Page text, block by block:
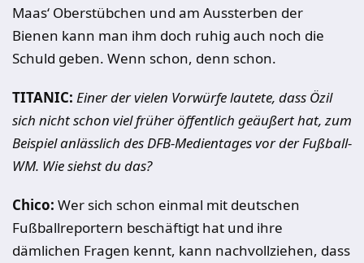
Maas‘ Oberstübchen und am Aussterben der
Bienen kann man ihm doch ruhig auch noch die
Schuld geben. Wenn schon, denn schon.
TITANIC: Einer der vielen Vorwürfe lautete, dass Özil
sich nicht schon viel früher öffentlich geäußert hat, zum
Beispiel anlässlich des DFB-Medientages vor der Fußball-
WM. Wie siehst du das?
Chico: Wer sich schon einmal mit deutschen
Fußballreportern beschäftigt hat und ihre
dämlichen Fragen kennt, kann nachvollziehen, dass